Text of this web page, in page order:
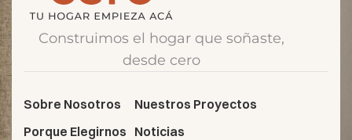
Construimos el hogar que soñaste,
desde cero
Sobre Nosotros
Porque Elegirnos
Nuestros Proyectos
Noticias